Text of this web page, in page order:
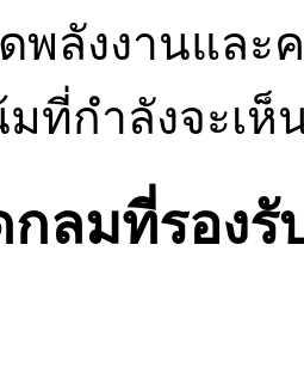
พลังงานและ
ที่กำลังจะเ
ลมที่รองรั